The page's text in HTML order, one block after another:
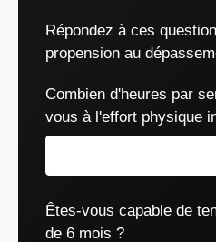
Répondez à ces
propension au
Combien d'heures par
vous à l'effort physique
Êtes-vous capable de
de 6 mois ?